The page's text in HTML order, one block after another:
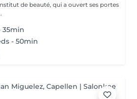
de beauté, qui a ouvert ses portes
35min
- 50min